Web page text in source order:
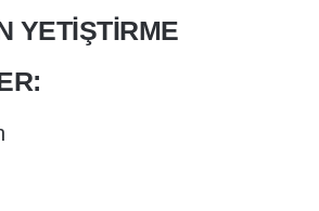
YETIŞTIRME